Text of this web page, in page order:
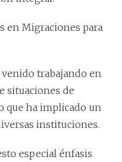
en Migraciones para
trabajando en
situaciones de
que ha implicado un
instituciones.
especial énfasis